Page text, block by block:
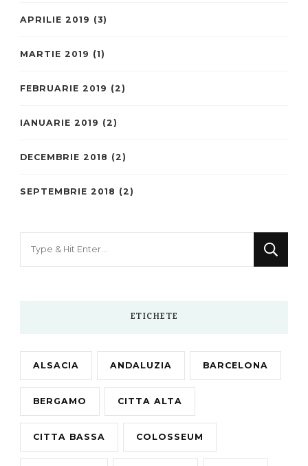
APRILIE 2019 (3)
MARTIE 2019 (1)
FEBRUARIE 2019 (2)
IANUARIE 2019 (2)
DECEMBRIE 2018 (2)
SEPTEMBRIE 2018 (2)
ETICHETE
ALSACIA ANDALUZIA BARCELONA
BERGAMO CITTA ALTA
CITTA BASSA COLOSSEUM